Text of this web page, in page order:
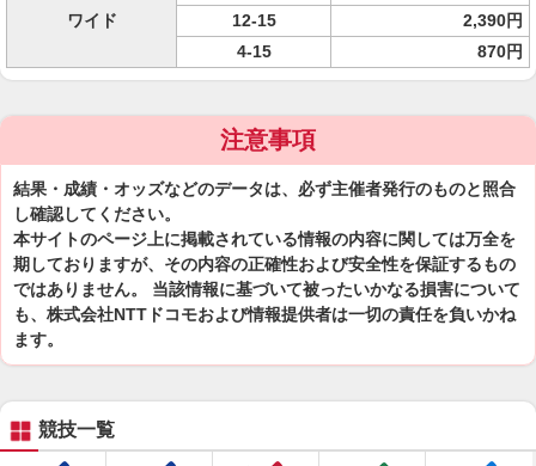
ワイド
12-15
2,390円
4-15
870円
注意事項
結果・成績・オッズなどのデータは、必ず主催者発行のものと照合
し確認してください。
本サイトのページ上に掲載されている情報の内容に関しては万全を
期しておりますが、その内容の正確性および安全性を保証するもの
ではありません。 当該情報に基づいて被ったいかなる損害について
も、株式会社NTTドコモおよび情報提供者は一切の責任を負いかね
ます。
競技一覧